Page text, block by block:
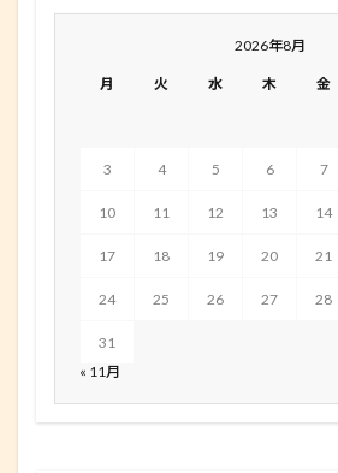
2026年8月
月 火 水 木 金
3 4 5 6 7
10 11 12 13 14
17 18 19 20 21
24 25 26 27 28
31
« 11月